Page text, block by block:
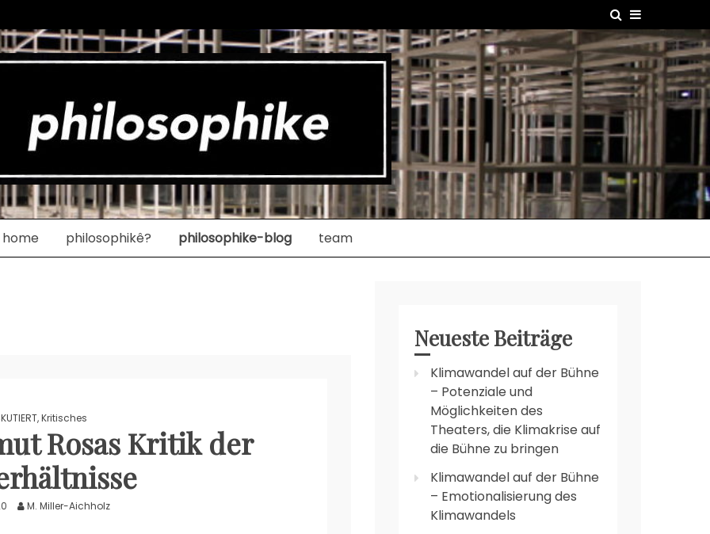
home philosophikê? philosophike-blog team
,Kritisches
Rosas Kritik der
M. Miller-Aichholz
Neueste Beiträge
Klimawandel auf der Bühne
– Potenziale und
Möglichkeiten des
Theaters, die Klimakrise auf
die Bühne zu bringen
Klimawandel auf der Bühne
– Emotionalisierung des
Klimawandels